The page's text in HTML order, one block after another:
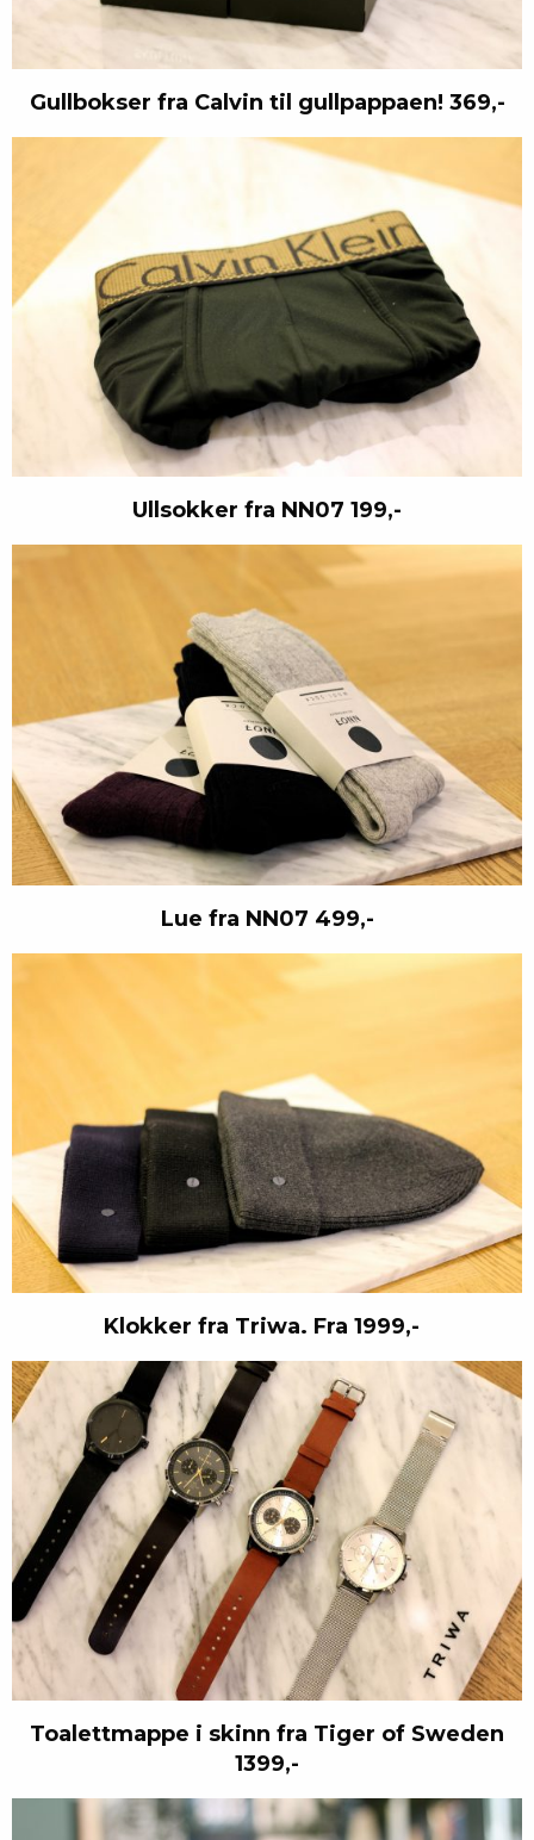
Gullbokser fra Calvin til gullpappaen! 369,-
Ullsokker fra NN07 199,-
Lue fra NN07 499,-
Klokker fra Triwa. Fra 1999,-
Toalettmappe i skinn fra Tiger of Sweden
1399,-